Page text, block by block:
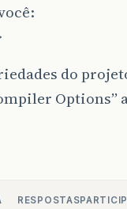
do
Options”
RESPOSTAS